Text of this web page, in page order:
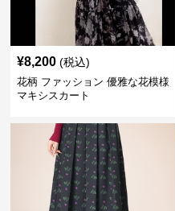
¥8,200 (税込)
花柄 ファッション 優雅な花模様
マキシスカート